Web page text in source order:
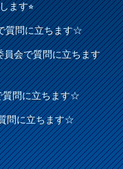
ます⭐︎
質問に立ちます☆
会で質問に立ちます
質問に立ちます☆
問に立ちます☆